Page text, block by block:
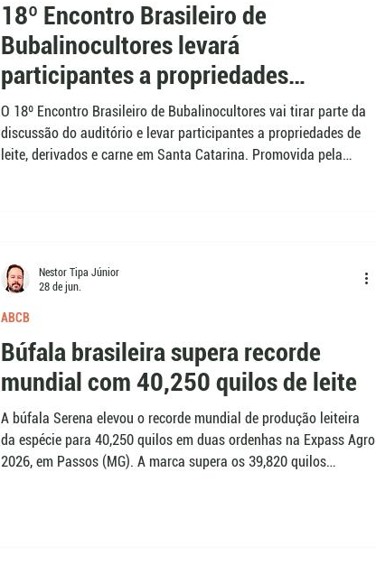
18º Encontro Brasileiro de
Bubalinocultores levará
participantes a propriedades
referência em SC
O 18º Encontro Brasileiro de Bubalinocultores vai tirar parte da
discussão do auditório e levar participantes a propriedades de
leite, derivados e carne em Santa Catarina. Promovida pela
Búfala brasileira supera recorde
mundial com 40,250 quilos de leite
A búfala Serena elevou o recorde mundial de produção leiteira
da espécie para 40,250 quilos em duas ordenhas na Expass Agro
2026, em Passos (MG). A marca supera os 39,820 quilos
ABCB
Nestor Tipa Júnior
28 de jun.